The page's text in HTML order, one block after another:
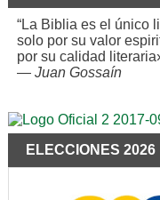
“La Biblia es el único
solo por su valor
por su calidad
— Juan Gossaín
ELECCIONES 2026